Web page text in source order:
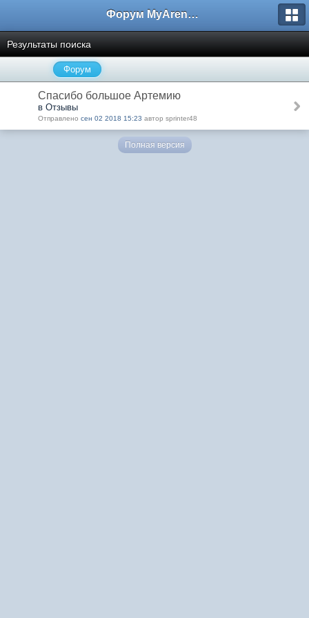
Форум MyArena.ru
Результаты поиска
Форум
Спасибо большое Артемию
в Отзывы
Отправлено сен 02 2018 15:23 автор sprinter48
Полная версия